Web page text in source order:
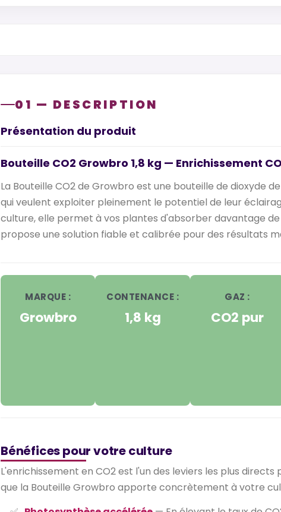
01 — DESCRIPTION
Présentation du produit
Bouteille CO2 Growbro 1,8 kg — Enrichissement
La Bouteille CO2 de Growbro est une bouteille de dioxyde
qui veulent exploiter pleinement le potentiel de leur
culture, elle permet à vos plantes d'absorber davantage
propose une solution fiable et calibrée pour des résultats
MARQUE :
Growbro
CONTENANCE :
1,8 kg
GAZ :
CO2 pur
Bénéfices pour votre culture
L'enrichissement en CO2 est l'un des leviers les plus
que la Bouteille Growbro apporte concrètement à votre